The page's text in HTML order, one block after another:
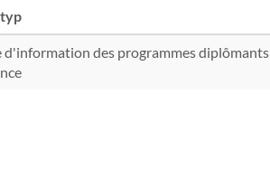
d'information des programmes diplômants